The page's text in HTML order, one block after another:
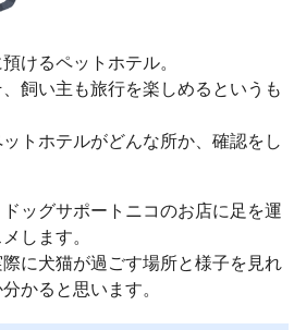
けるペットホテル。
飼い主も旅行を楽しめるというも
トホテルがどんな所か、確認をし
ッグサポートニコのお店に足を運
します。
際に犬猫が過ごす場所と様子を見れ
かると思います。